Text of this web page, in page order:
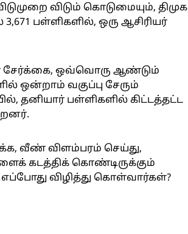
விடும் கொடுமையும், திமுக
பள்ளிகளில், ஒரு ஆசிரியர்
சேர்க்கை, ஒவ்வொரு ஆண்டும்
ஒன்றாம் வகுப்பு சேரும்
தனியார் பள்ளிகளில் கிட்டத்தட்ட
வீண் விளம்பரம் செய்து,
கடத்திக் கொண்டிருக்கும்
விழித்து கொள்வார்கள்?